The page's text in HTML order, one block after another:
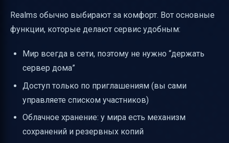
Realms обычно выбирают за комфорт. Вот основные
функции, которые делают сервис удобным:
Мир всегда в сети, поэтому не нужно “держать
сервер дома”
Доступ только по приглашениям (вы сами
управляете списком участников)
Облачное хранение: у мира есть механизм
сохранений и резервных копий